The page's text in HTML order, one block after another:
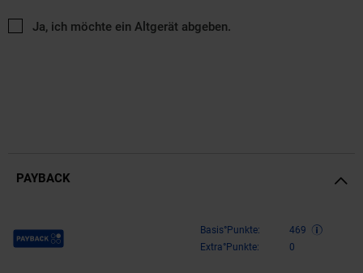
Ja, ich möchte ein Altgerät abgeben.
PAYBACK
Payback Punkte Basis°Punkte:
469
Extra°Punkte:
0